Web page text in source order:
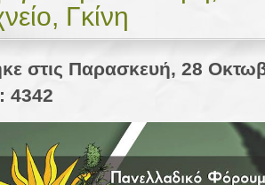
Γκίνη
στις Παρασκευή, 28
4342